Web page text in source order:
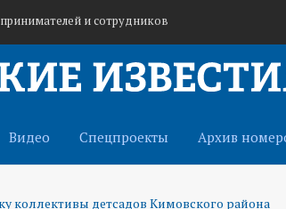
и сотрудников
в 2027 году
Видео Спецпроекты Архив
коллективы детсадов Кимовского района